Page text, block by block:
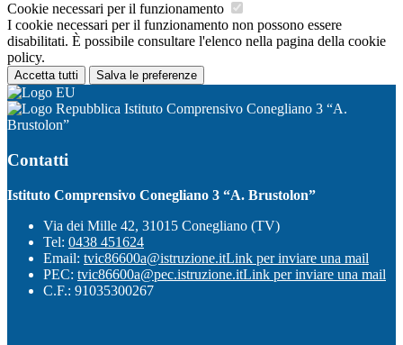
Cookie necessari per il funzionamento
I cookie necessari per il funzionamento non possono essere
disabilitati. È possibile consultare l'elenco nella pagina della cookie
policy.
Accetta tutti Salva le preferenze
Istituto Comprensivo Conegliano 3 “A.
Brustolon”
Contatti
Istituto Comprensivo Conegliano 3 “A. Brustolon”
Via dei Mille 42, 31015 Conegliano (TV)
Tel: 0438 451624
Email: tvic86600a@istruzione.itLink per inviare una mail
PEC: tvic86600a@pec.istruzione.itLink per inviare una mail
C.F.: 91035300267